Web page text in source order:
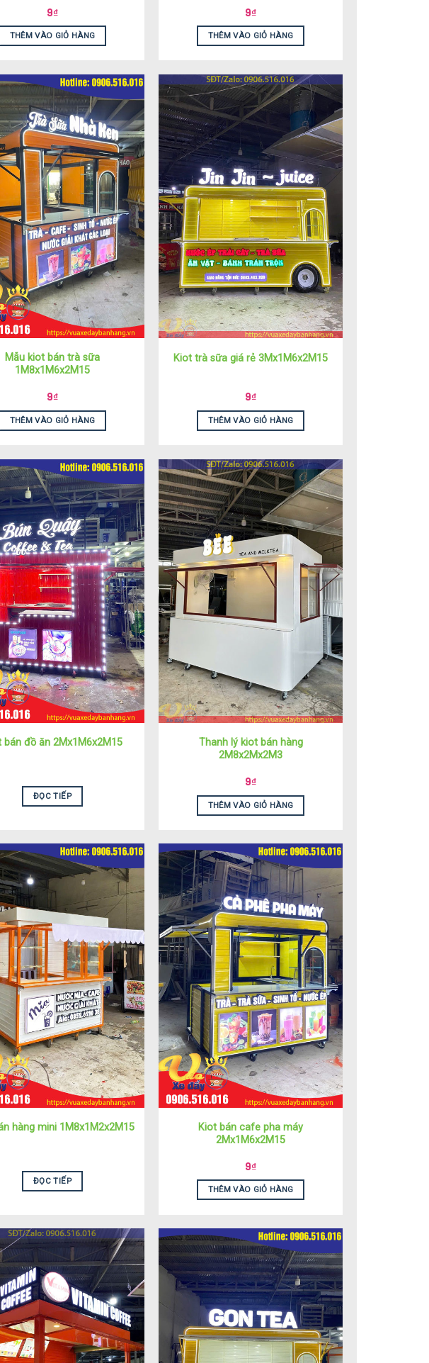
9₫
THÊM VÀO GIỎ HÀNG
9₫
THÊM VÀO GIỎ HÀNG
Mẫu kiot bán trà sữa
1M8x1M6x2M15
9₫
THÊM VÀO GIỎ HÀNG
Kiot trà sữa giá rẻ 3Mx1M6x2M15
9₫
THÊM VÀO GIỎ HÀNG
bán đồ ăn 2Mx1M6x2M15
ĐỌC TIẾP
Thanh lý kiot bán hàng
2M8x2Mx2M3
9₫
THÊM VÀO GIỎ HÀNG
hàng mini 1M8x1M2x2M15
ĐỌC TIẾP
Kiot bán cafe pha máy
2Mx1M6x2M15
9₫
THÊM VÀO GIỎ HÀNG